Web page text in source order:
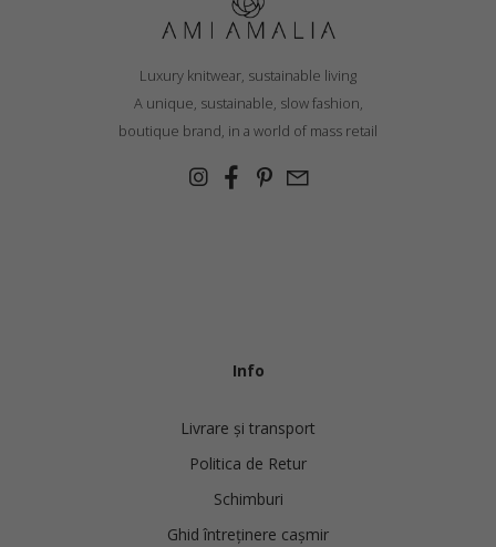
Luxury knitwear, sustainable living
A unique, sustainable, slow fashion,
boutique brand, in a world of mass retail
Info
Livrare și transport
Politica de Retur
Schimburi
Ghid întreținere cașmir